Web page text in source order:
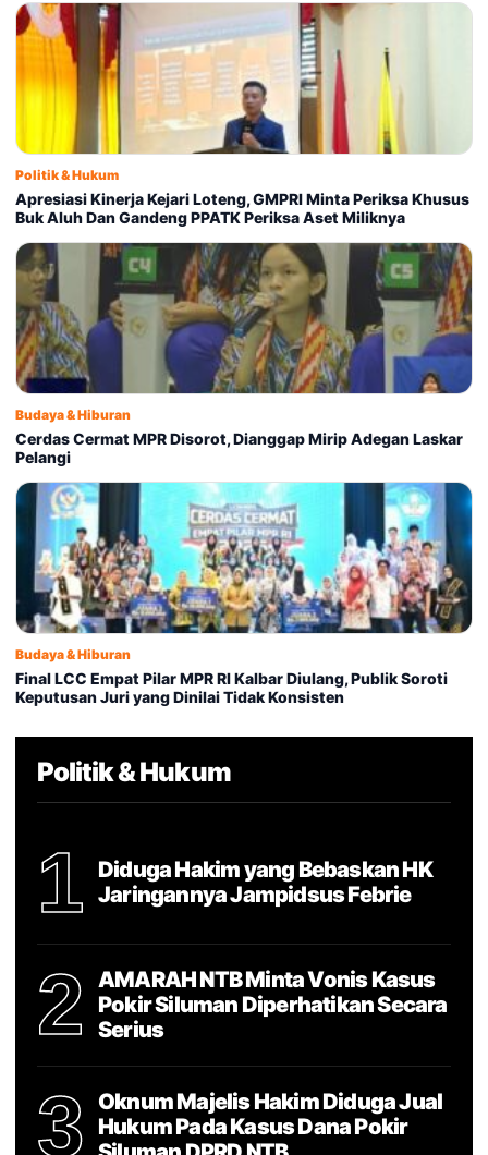
Politik & Hukum
Apresiasi Kinerja Kejari Loteng, GMPRI Minta Periksa Khusus
Buk Aluh Dan Gandeng PPATK Periksa Aset Miliknya
Budaya & Hiburan
Cerdas Cermat MPR Disorot, Dianggap Mirip Adegan Laskar
Pelangi
Budaya & Hiburan
Final LCC Empat Pilar MPR RI Kalbar Diulang, Publik Soroti
Keputusan Juri yang Dinilai Tidak Konsisten
Politik & Hukum
1
Diduga Hakim yang Bebaskan HK
Jaringannya Jampidsus Febrie
2
AMARAH NTB Minta Vonis Kasus
Pokir Siluman Diperhatikan Secara
Serius
3
Oknum Majelis Hakim Diduga Jual
Hukum Pada Kasus Dana Pokir